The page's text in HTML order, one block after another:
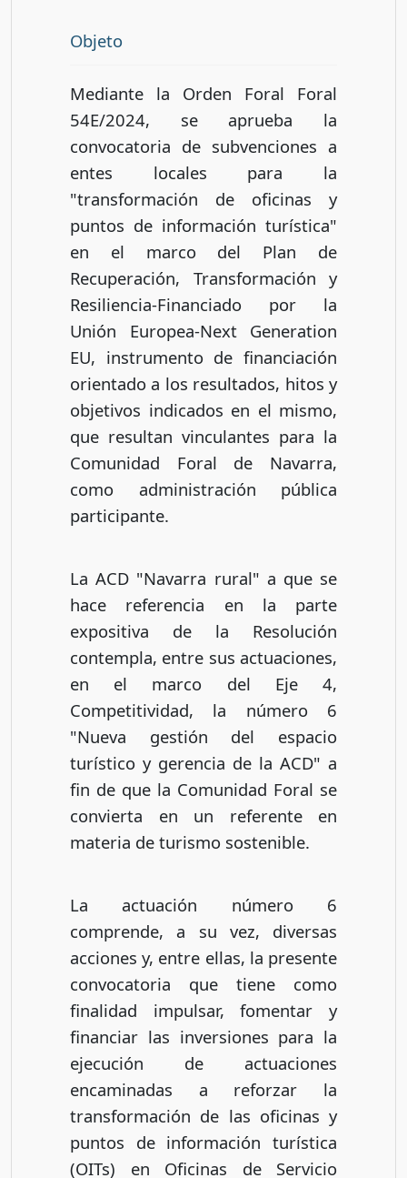
Objeto
Mediante la Orden Foral Foral
54E/2024, se aprueba la
convocatoria de subvenciones a
entes locales para la
"transformación de oficinas y
puntos de información turística"
en el marco del Plan de
Recuperación, Transformación y
Resiliencia-Financiado por la
Unión Europea-Next Generation
EU, instrumento de financiación
orientado a los resultados, hitos y
objetivos indicados en el mismo,
que resultan vinculantes para la
Comunidad Foral de Navarra,
como administración pública
participante.
La ACD "Navarra rural" a que se
hace referencia en la parte
expositiva de la Resolución
contempla, entre sus actuaciones,
en el marco del Eje 4,
Competitividad, la número 6
"Nueva gestión del espacio
turístico y gerencia de la ACD" a
fin de que la Comunidad Foral se
convierta en un referente en
materia de turismo sostenible.
La actuación número 6
comprende, a su vez, diversas
acciones y, entre ellas, la presente
convocatoria que tiene como
finalidad impulsar, fomentar y
financiar las inversiones para la
ejecución de actuaciones
encaminadas a reforzar la
transformación de las oficinas y
puntos de información turística
(OITs) en Oficinas de Servicio